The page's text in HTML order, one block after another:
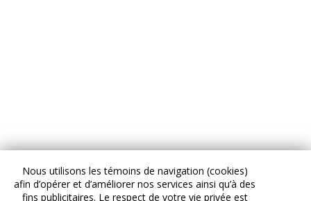
Nous utilisons les témoins de navigation (cookies)
afin d’opérer et d’améliorer nos services ainsi qu’à des
fins publicitaires. Le respect de votre vie privée est